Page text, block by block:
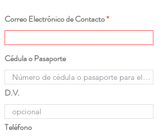
Correo Electrónico de Contacto
Cédula o Pasaporte
D.V.
Teléfono